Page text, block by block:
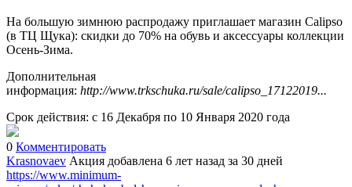
На большую зимнюю распродажу приглашает магазин Calipso
(в ТЦ Щука): скидки до 70% на обувь и аксессуары коллекции
Осень-Зима.
Дополнительная
информация: http://www.trkschuka.ru/sale/calipso_17122019...
Срок действия: с 16 Декабря по 10 Января 2020 года
0 Комментировать
Krasnovaev Акция добавлена 6 лет назад за 30 дней
https://www.minimum-